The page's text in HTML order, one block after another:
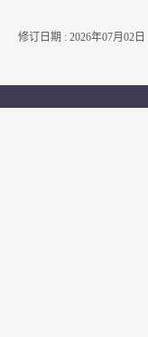
修订日期 : 2026年07月02日